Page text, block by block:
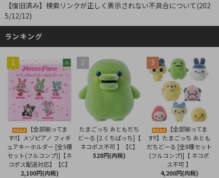
【復旧済み】検索リンクが正しく表示されない不具合について(202
5/12/12)
ランキング
1
【全部揃ってま
す!!】メゾピアノ フィギ
ュアキーホルダー [全5種
セット(フルコンプ)]【ネ
コポス配送対応】【C】
2,100円(内税)
2
たまごっち おともだち
どーる [2.くちぱっち]【
ネコポス不可 】【C】
528円(内税)
3
【全部揃ってま
す!!】たまごっち おとも
だちどーる [全8種セット
(フルコンプ)]【 ネコポ
ス不可 】
4,200円(内税)